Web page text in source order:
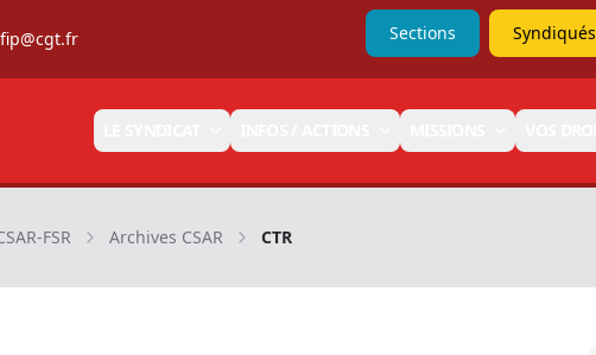
Sections Syndiqués
FSR Archives CSAR CTR